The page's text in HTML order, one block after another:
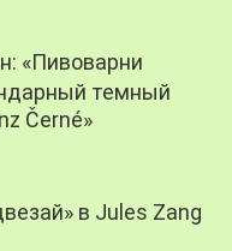
«Пивоварни
темный
Černé»
в Jules Zang